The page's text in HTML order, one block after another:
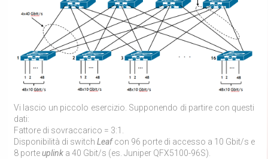
Vi lascio un piccolo esercizio. Supponendo di partire con questi
dati:
Fattore di sovraccarico = 3:1.
Disponibilità di switch Leafcon 96 porte di accesso a 10 Gbit/s e
8 porteuplinka 40 Gbit/s (es. Juniper QFX5100-96S).